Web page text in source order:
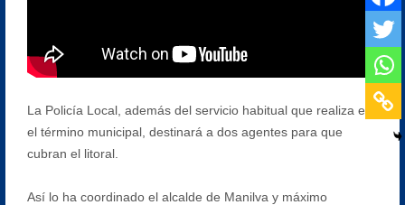
La Policía Local, además del servicio habitual que realiza en
el término municipal, destinará a dos agentes para que
cubran el litoral.
Así lo ha coordinado el alcalde de Manilva y máximo